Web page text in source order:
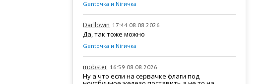
Gentочка и Nirичка
Darllowin 17:44 08.08.2026
Да, так тоже можно
Gentочка и Nirичка
mobster 16:59 08.08.2026
Ну а что если на сервачке флаги под